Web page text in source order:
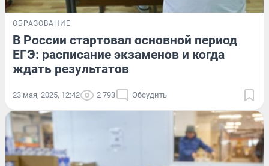
ОБРАЗОВАНИЕ
В России стартовал основной период
ЕГЭ: расписание экзаменов и когда
ждать результатов
23 мая, 2025, 12:42 2 793 Обсудить